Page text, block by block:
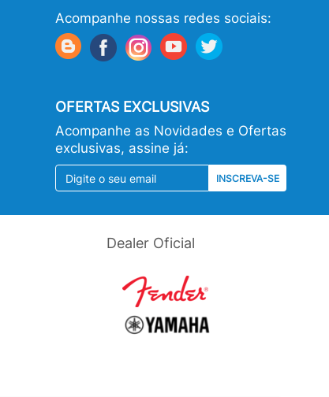
Acompanhe nossas redes sociais:
OFERTAS EXCLUSIVAS
Acompanhe as Novidades e Ofertas
exclusivas, assine já:
INSCREVA-SE
Dealer Oficial